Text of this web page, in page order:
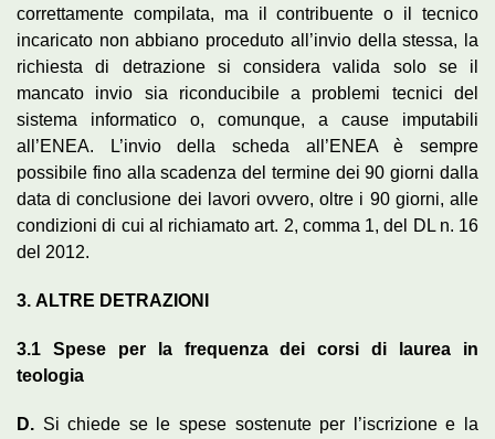
correttamente compilata, ma il contribuente o il tecnico
incaricato non abbiano proceduto all’invio della stessa, la
richiesta di detrazione si considera valida solo se il
mancato invio sia riconducibile a problemi tecnici del
sistema informatico o, comunque, a cause imputabili
all’ENEA. L’invio della scheda all’ENEA è sempre
possibile fino alla scadenza del termine dei 90 giorni dalla
data di conclusione dei lavori ovvero, oltre i 90 giorni, alle
condizioni di cui al richiamato art. 2, comma 1, del DL n. 16
del 2012.
3. ALTRE DETRAZIONI
3.1 Spese per la frequenza dei corsi di laurea in
teologia
D. Si chiede se le spese sostenute per l’iscrizione e la